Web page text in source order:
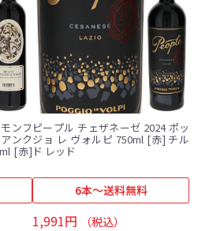
ンフ
ンク
]
ピープル チェザネーゼ 2024 ポッ
ジョ レ ヴォルピ 750ml [赤] チル
ド レッド
6本～送料無料
1,991円 （税込）